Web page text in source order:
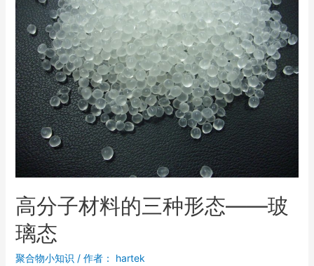
高分子材料的三种形态——玻
璃态
聚合物小知识 / 作者： hartek